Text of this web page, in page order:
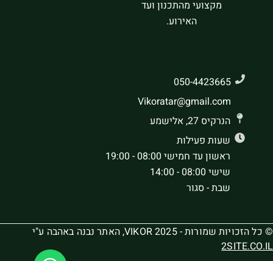
מקצועי מהתכנון ועד
האירוע.
050-4423665
Vikoratar@gmail.com
הנרקיס 27, אלישמע
שעות פעילות
ראשון עד חמישי 08:00 - 19:00
שישי 08:00 - 14:00
שבת - סגור
© כל הזכויות שמורות - VIKOR 2025, האתר נבנה באהבה ע"י
2SITE.CO.IL